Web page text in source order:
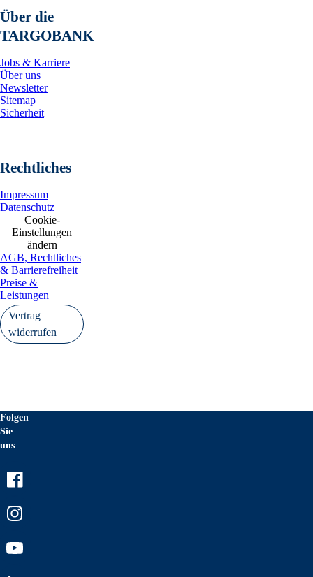
Über die
TARGOBANK
Jobs & Karriere
Über uns
Newsletter
Sitemap
Sicherheit
Rechtliches
Impressum
Datenschutz
Cookie-
Einstellungen
ändern
AGB, Rechtliches
& Barrierefreiheit
Preise &
Leistungen
Vertrag
widerrufen
Folgen
Sie
uns
Youtube